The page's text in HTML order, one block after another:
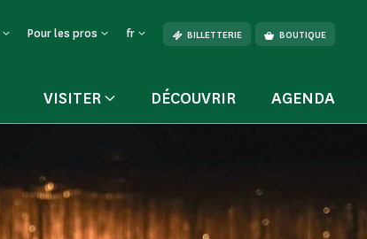
Pour les pros fr BILLETTERIE BOUTIQUE
VISITER DÉCOUVRIR AGENDA